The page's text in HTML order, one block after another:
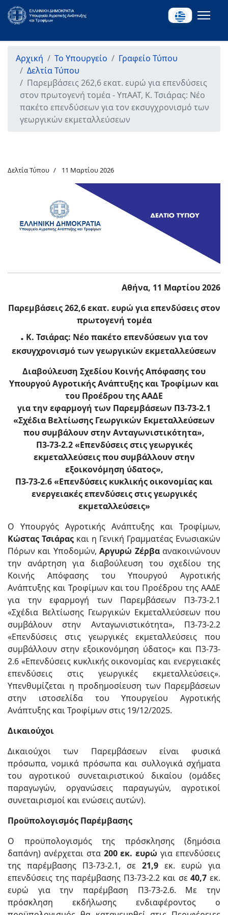
Αρχική Το Υπουργείο
Γραφείο Τύπου
Δελτία Τύπου
Παρεμβάσεις 262,6 εκατ. ευρώ για επενδύσεις
στον πρωτογενή τομέα - ΥπΑΑΤ, Κ. Τσιάρας: Νέο
πακέτο επενδύσεων για τον εκσυγχρονισμό των
γεωργικών εκμεταλλεύσεων
Δελτία Τύπου 11 Μαρτίου 2026
Αθήνα, 11 Μαρτίου 2026
Παρεμβάσεις 262,6 εκατ. ευρώ για επενδύσεις στον
πρωτογενή τομέα
. Κ. Τσιάρας: Νέο πακέτο επενδύσεων για τον
εκσυγχρονισμό των γεωργικών εκμεταλλεύσεων
Διαβούλευση Σχεδίου Κοινής Απόφασης του
Υπουργού Αγροτικής Ανάπτυξης και Τροφίμων και
του Προέδρου της ΑΑΔΕ
για την εφαρμογή των Παρεμβάσεων Π3-73-2.1
«Σχέδια Βελτίωσης Γεωργικών Εκμεταλλεύσεων
που συμβάλουν στην Ανταγωνιστικότητα»,
Π3-73-2.2 «Επενδύσεις στις γεωργικές
εκμεταλλεύσεις που συμβάλλουν στην
εξοικονόμηση ύδατος»,
Π3-73-2.6 «Επενδύσεις κυκλικής οικονομίας και
ενεργειακές επενδύσεις στις γεωργικές
εκμεταλλεύσεις»
Ο Υπουργός Αγροτικής Ανάπτυξης και Τροφίμων,
Κώστας Τσιάρας και η Γενική Γραμματέας Ενωσιακών
Πόρων και Υποδομών,Αργυρώ Ζέρβαανακοινώνουν
την ανάρτηση για διαβούλευση του σχεδίου της
Κοινής Απόφασης του Υπουργού Αγροτικής
Ανάπτυξης και Τροφίμων και του Προέδρου της ΑΑΔΕ
για την εφαρμογή των Παρεμβάσεων Π3-73-2.1
«Σχέδια Βελτίωσης Γεωργικών Εκμεταλλεύσεων που
συμβάλουν στην Ανταγωνιστικότητα», Π3-73-2.2
«Επενδύσεις στις γεωργικές εκμεταλλεύσεις που
συμβάλλουν στην εξοικονόμηση ύδατος» και Π3-73-
2.6 «Επενδύσεις κυκλικής οικονομίας και ενεργειακές
επενδύσεις στις γεωργικές εκμεταλλεύσεις».
Υπενθυμίζεται η προδημοσίευση των Παρεμβάσεων
στην ιστοσελίδα του Υπουργείου Αγροτικής
Ανάπτυξης και Τροφίμων στις 19/12/2025.
Δικαιούχοι
Δικαιούχοι των Παρεμβάσεων είναι φυσικά
πρόσωπα, νομικά πρόσωπα και συλλογικά σχήματα
του αγροτικού συνεταιριστικού δικαίου (ομάδες
παραγωγών, οργανώσεις παραγωγών, αγροτικοί
συνεταιρισμοί και ενώσεις αυτών).
Προϋπολογισμός Παρέμβασης
Ο προϋπολογισμός της πρόσκλησης (δημόσια
δαπάνη) ανέρχεται στα 200 εκ. ευρώ για επενδύσεις
της παρέμβασης Π3-73-2.1, σε 21,9 εκ. ευρώ για
επενδύσεις της παρέμβασης Π3-73-2.2 και σε40,7 εκ.
ευρώ για την παρέμβαση Π3-73-2.6. Με την
πρόσκληση εκδήλωσης ενδιαφέροντος ο